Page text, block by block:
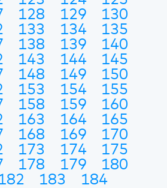
128 129
130
133 134
135
138 139
140
143 144
145
148 149
150
153 154
155
158 159
160
163 164
165
168 169
170
173 174
175
178 179
180
183 184